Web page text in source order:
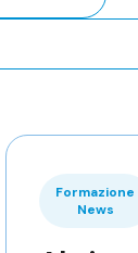
Formazione
News